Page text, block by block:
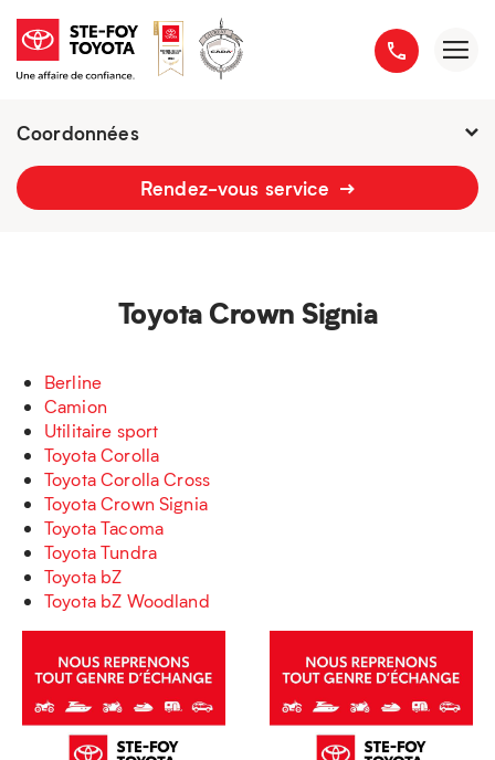
Coordonnées
Fermé : Ouverture-
Rendez-vous service
Toyota Crown Signia
Berline
Camion
Utilitaire sport
Toyota Corolla
Toyota Corolla Cross
Toyota Crown Signia
Toyota Tacoma
Toyota Tundra
Toyota bZ
Toyota bZ Woodland